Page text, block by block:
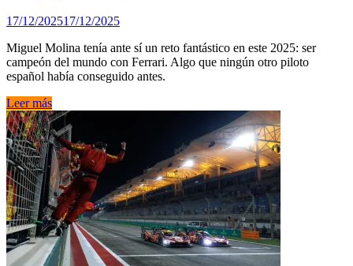
17/12/202517/12/2025
Miguel Molina tenía ante sí un reto fantástico en este 2025: ser
campeón del mundo con Ferrari. Algo que ningún otro piloto
español había conseguido antes.
Miguel
Molina
y
la
fuerza
de
Ferrari:
«Hemos
sido
un
equipo
unido»
Leer más